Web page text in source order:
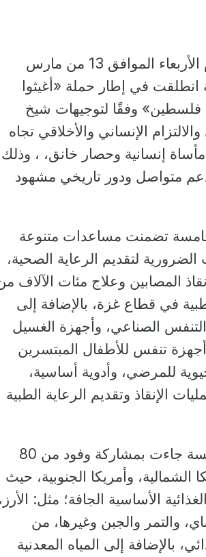
أكد «بيت الزكاة والصدقات» في بيان له اليوم الأربعاء الموافق 13 من مارس
انطلقت في إطار حملة «أغيثوا
فلسطين» وفقًا لتوجيهات شيخ
الإنساني والأخلاقي تجاه
إنسانية وحصار خانق، ، وذلك
متواصل ودور تاريخي مشهود
تضمنت مساعدات متنوعة
الضرورية لتقديم الرعاية الصحية،
المصابين وعلاج مئات الآلاف
في قطاع غزة، بالإضافة إلى
التنفس الصناعي، وأجهزة الغسيل
تنفس للأطفال المبتسرين
للمرضي، وأدوية أساسية،
الإنقاذ وتقديم الرعاية الطبية
أكد «بيت الزكاة والصدقات» أن القافلة الخامسة جاءت بمشاركة وفود من 80
الشمالية، وأمريكا الجنوبية، حيث
الأساسية الجافة؛ مثل: الأرز،
والتمر والجبن وغيرها، من
بالإضافة إلى المياه المعدنية